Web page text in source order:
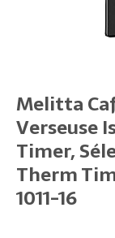
Melitta
Verseuse
Timer,
Therm
1011-16